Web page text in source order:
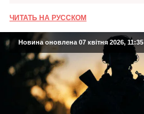
ЧИТАТЬ НА РУССКОМ
Новина оновлена 07 квітня 2026, 11:35